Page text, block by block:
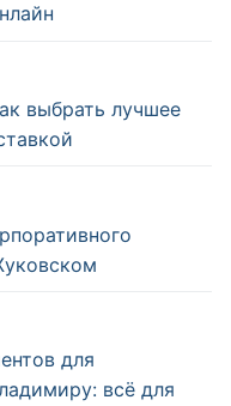
выбрать лучшее
для
всё для